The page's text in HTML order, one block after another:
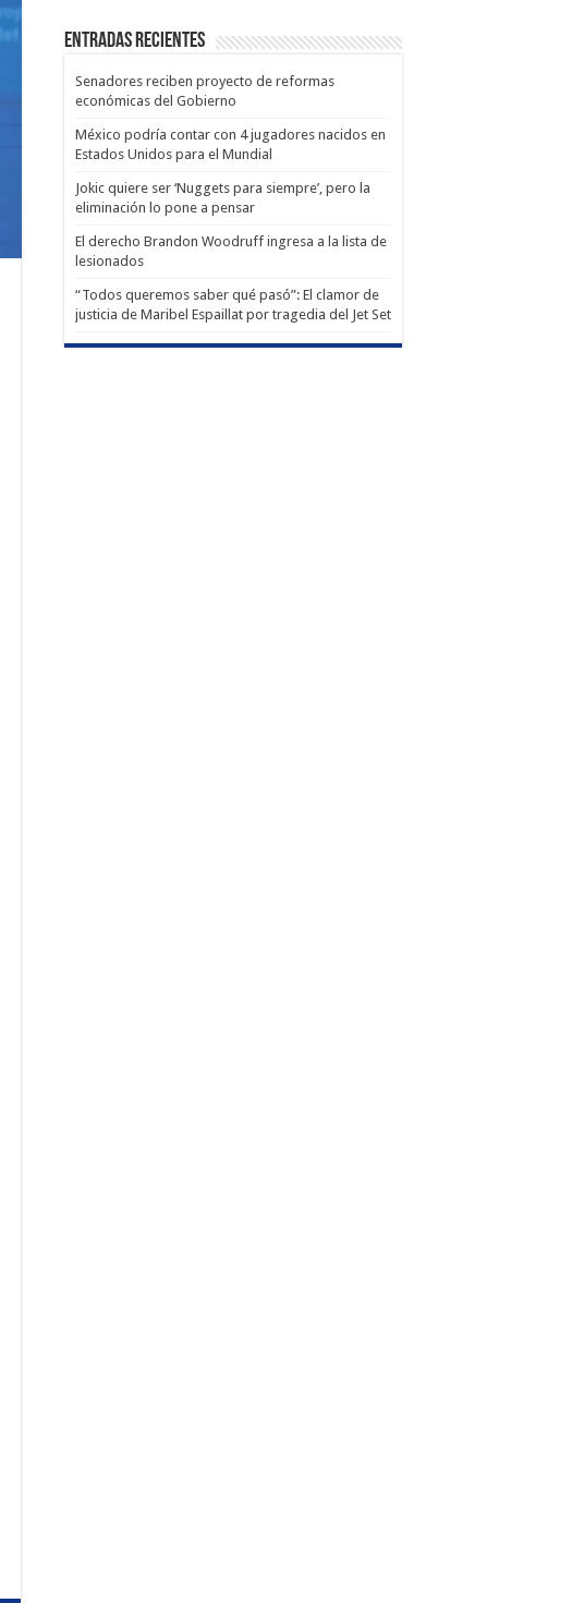
Entradas recientes
Senadores reciben proyecto de reformas
económicas del Gobierno
México podría contar con 4 jugadores nacidos en
Estados Unidos para el Mundial
Jokic quiere ser ‘Nuggets para siempre’, pero la
eliminación lo pone a pensar
El derecho Brandon Woodruff ingresa a la lista de
lesionados
“Todos queremos saber qué pasó”: El clamor de
justicia de Maribel Espaillat por tragedia del Jet Set